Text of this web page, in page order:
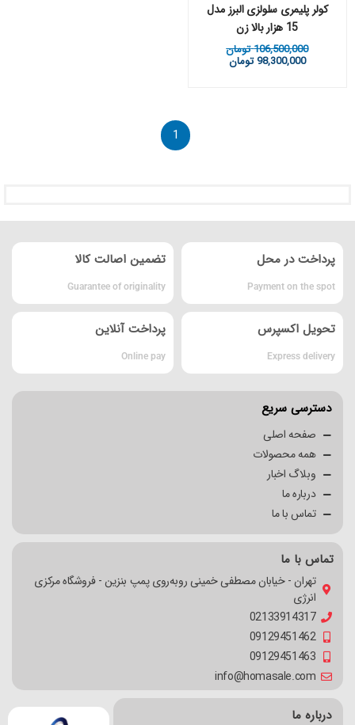
کولر پلیمری سلولزی البرز مدل
15 هزار بالا زن
106,500,000تومان
98,300,000 تومان
1
پرداخت در محل
Payment on the spot
تضمین اصالت کالا
Guarantee of originality
تحویل اکسپرس
Express delivery
پرداخت آنلاین
Online pay
دسترسی سریع
صفحه اصلی
همه محصولات
وبلاگ اخبار
درباره ما
تماس با ما
تماس با ما
تهران - خیابان مصطفی خمینی روبه‌روی پمپ بنزین - فروشگاه مرکزی
انرژی
02133914317
09129451462
09129451463
info@homasale.com
درباره ما